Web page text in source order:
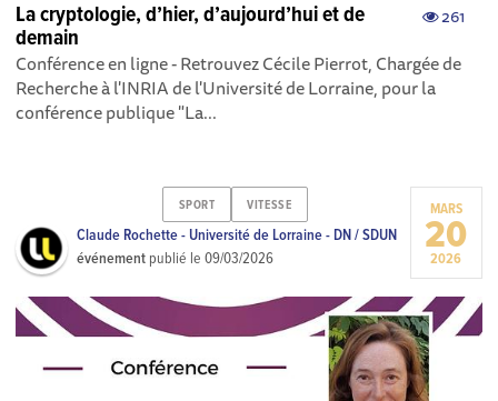
261
La cryptologie, d’hier, d’aujourd’hui et de
demain
Conférence en ligne - Retrouvez Cécile Pierrot, Chargée de
Recherche à l'INRIA de l'Université de Lorraine, pour la
conférence publique "La...
SPORT VITESSE
Claude Rochette - Université de Lorraine - DN / SDUN
événement publié le09/03/2026
MARS
20
2026